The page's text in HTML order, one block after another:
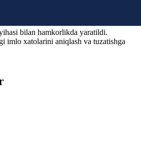
bilan hamkorlikda yaratildi.
imlo xatolarini aniqlash va tuzatishga